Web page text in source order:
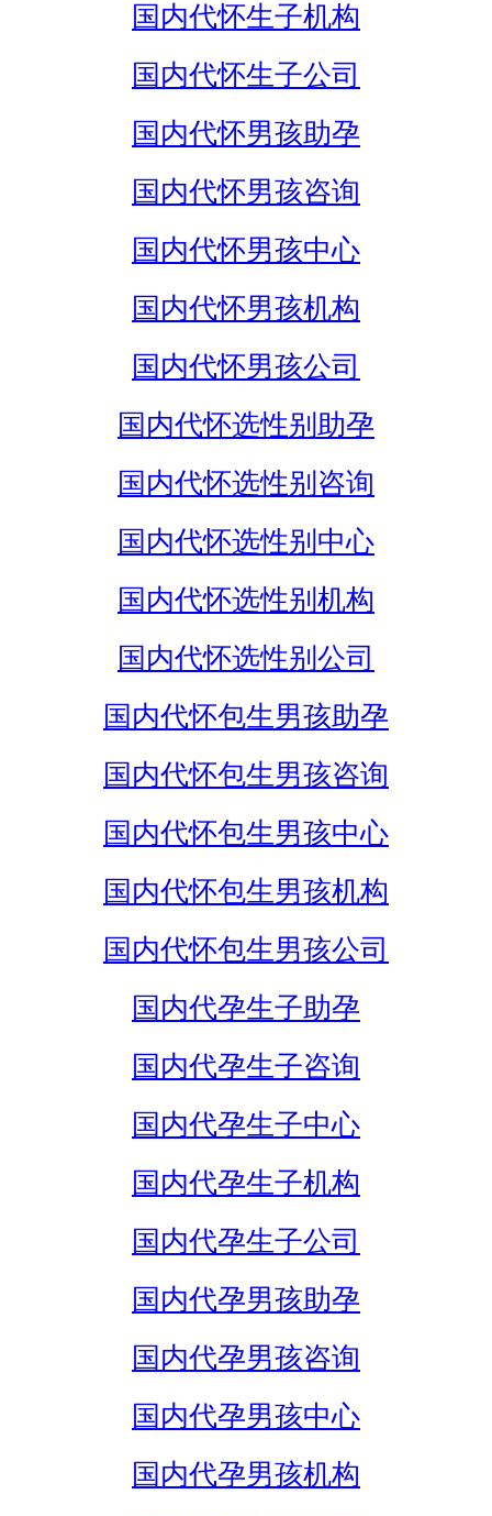
国内代怀生子机构
国内代怀生子公司
国内代怀男孩助孕
国内代怀男孩咨询
国内代怀男孩中心
国内代怀男孩机构
国内代怀男孩公司
国内代怀选性别助孕
国内代怀选性别咨询
国内代怀选性别中心
国内代怀选性别机构
国内代怀选性别公司
国内代怀包生男孩助孕
国内代怀包生男孩咨询
国内代怀包生男孩中心
国内代怀包生男孩机构
国内代怀包生男孩公司
国内代孕生子助孕
国内代孕生子咨询
国内代孕生子中心
国内代孕生子机构
国内代孕生子公司
国内代孕男孩助孕
国内代孕男孩咨询
国内代孕男孩中心
国内代孕男孩机构